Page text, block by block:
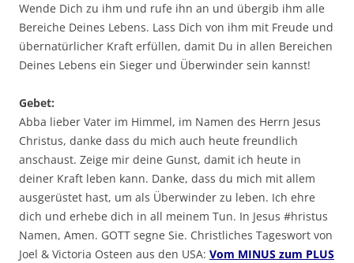
Wende Dich zu ihm und rufe ihn an und übergib ihm alle
Bereiche Deines Lebens. Lass Dich von ihm mit Freude und
übernatürlicher Kraft erfüllen, damit Du in allen Bereichen
Deines Lebens ein Sieger und Überwinder sein kannst!
Gebet:
Abba lieber Vater im Himmel, im Namen des Herrn Jesus
Christus, danke dass du mich auch heute freundlich
anschaust. Zeige mir deine Gunst, damit ich heute in
deiner Kraft leben kann. Danke, dass du mich mit allem
ausgerüstet hast, um als Überwinder zu leben. Ich ehre
dich und erhebe dich in all meinem Tun. In Jesus #hristus
Namen, Amen. GOTT segne Sie. Christliches Tageswort von
Joel & Victoria Osteen aus den USA: Vom MINUS zum PLUS